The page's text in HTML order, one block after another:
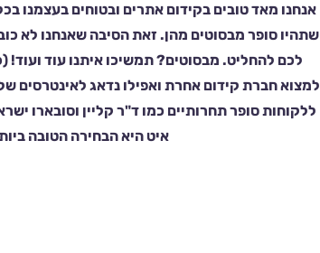
אנחנו מאד טובים בקידום אתרים ובטוחים בעצמנו
לכם להחליט. מבסוטים? תמשיכו איתנו עוד ועוד!
למצוא חברת קידום אחרת ואפילו נדאג לאינטרסים
איט היא הבחירה הטובה